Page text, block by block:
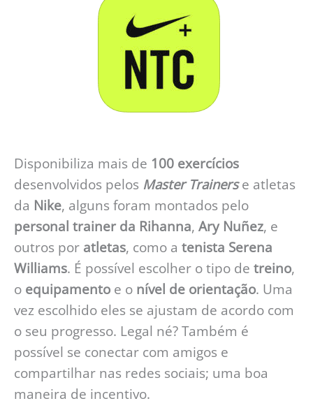
Disponibiliza mais de 100 exercícios
desenvolvidos pelos Master Trainers e atletas
da Nike, alguns foram montados pelo
personal trainer da Rihanna, Ary Nuñez, e
outros por atletas, como a tenista Serena
Williams. É possível escolher o tipo de treino,
o equipamento e o nível de orientação. Uma
vez escolhido eles se ajustam de acordo com
o seu progresso. Legal né? Também é
possível se conectar com amigos e
compartilhar nas redes sociais; uma boa
maneira de incentivo.